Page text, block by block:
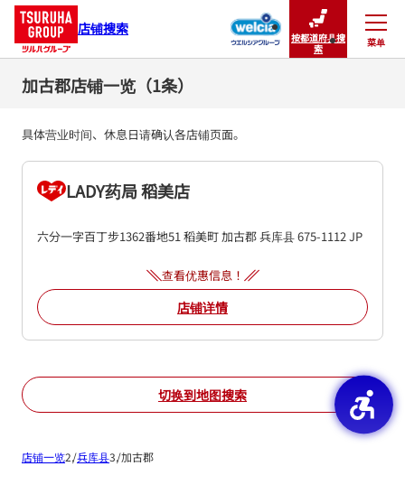
店铺搜索
按都道府县搜
索
菜单
关闭
加古郡店铺一览（1条）
具体营业时间、休息日请确认各店铺页面。
LADY药局 稻美店
六分一字百丁步1362番地51稻美町加古郡兵库县675-1112JP
查看优惠信息！
店铺详情
切换到地图搜索
店铺一览 兵库县 加古郡